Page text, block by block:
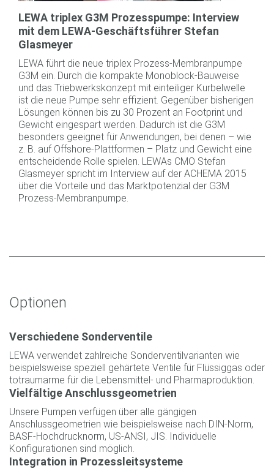
LEWA triplex G3M Prozesspumpe: Interview
mit dem LEWA-Geschäftsführer Stefan
Glasmeyer
LEWA führt die neue triplex Prozess-Membranpumpe
G3M ein. Durch die kompakte Monoblock-Bauweise
und das Triebwerkskonzept mit einteiliger Kurbelwelle
ist die neue Pumpe sehr effizient. Gegenüber bisherigen
Lösungen können bis zu 30 Prozent an Footprint und
Gewicht eingespart werden. Dadurch ist die G3M
besonders geeignet für Anwendungen, bei denen – wie
z. B. auf Offshore-Plattformen – Platz und Gewicht eine
entscheidende Rolle spielen. LEWAs CMO Stefan
Glasmeyer spricht im Interview auf der ACHEMA 2015
über die Vorteile und das Marktpotenzial der G3M
Prozess-Membranpumpe.
Optionen
Verschiedene Sonderventile
LEWA verwendet zahlreiche Sonderventilvarianten wie
beispielsweise speziell gehärtete Ventile für Flüssiggas oder
totraumarme für die Lebensmittel- und Pharmaproduktion.
Vielfältige Anschlussgeometrien
Unsere Pumpen verfügen über alle gängigen
Anschlussgeometrien wie beispielsweise nach DIN-Norm,
BASF-Hochdrucknorm, US-ANSI, JIS. Individuelle
Konfigurationen sind möglich.
Integration in Prozessleitsysteme